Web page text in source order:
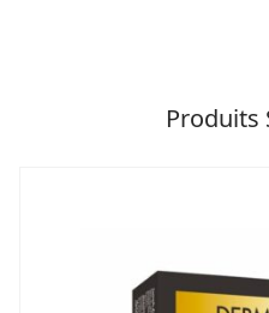
Produits